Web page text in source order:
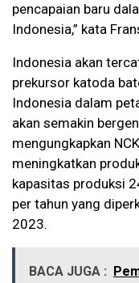
pencapaian baru
Indonesia,” kata
Indonesia akan
prekursor katoda
Indonesia dalam
akan semakin
mengungkapkan
meningkatkan
kapasitas produksi
per tahun yang
2023.
BACA JUGA :